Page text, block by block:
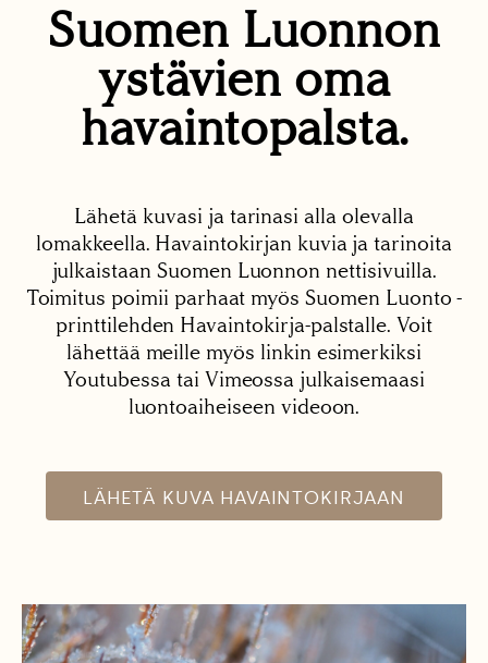
Suomen Luonnon
ystävien oma
havaintopalsta.
Lähetä kuvasi ja tarinasi alla olevalla
lomakkeella. Havaintokirjan kuvia ja tarinoita
julkaistaan Suomen Luonnon nettisivuilla.
Toimitus poimii parhaat myös Suomen Luonto -
printtilehden Havaintokirja-palstalle. Voit
lähettää meille myös linkin esimerkiksi
Youtubessa tai Vimeossa julkaisemaasi
luontoaiheiseen videoon.
LÄHETÄ KUVA HAVAINTOKIRJAAN